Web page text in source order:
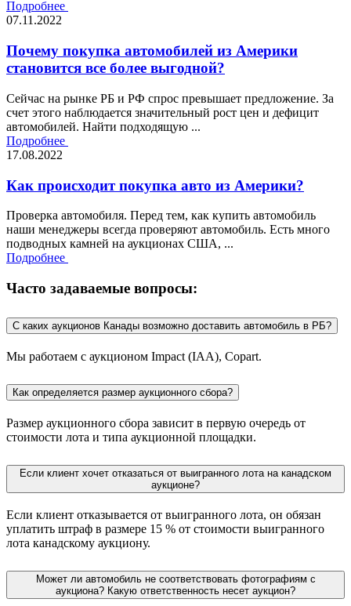
Подробнее
07.11.2022
Почему покупка автомобилей из Америки
становится все более выгодной?
Сейчас на рынке РБ и РФ спрос превышает предложение. За
счет этого наблюдается значительный рост цен и дефицит
автомобилей. Найти подходящую ...
Подробнее
17.08.2022
Как происходит покупка авто из Америки?
Проверка автомобиля. Перед тем, как купить автомобиль
наши менеджеры всегда проверяют автомобиль. Есть много
подводных камней на аукционах США, ...
Подробнее
Часто задаваемые вопросы:
C каких аукционов Канады возможно доставить автомобиль в РБ?
Мы работаем с аукционом Impact (IAA), Copart.
Как определяется размер аукционного сбора?
Размер аукционного сбора зависит в первую очередь от
стоимости лота и типа аукционной площадки.
Если клиент хочет отказаться от выигранного лота на канадском
аукционе?
Если клиент отказывается от выигранного лота, он обязан
уплатить штраф в размере 15 % от стоимости выигранного
лота канадскому аукциону.
Может ли автомобиль не соответствовать фотографиям с
аукциона? Какую ответственность несет аукцион?